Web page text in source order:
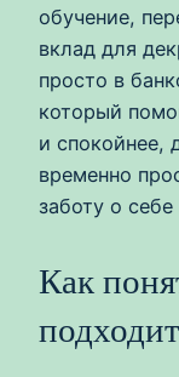
обучение,
вклад для
просто в
который
и спокойнее,
временно
заботу о
Как